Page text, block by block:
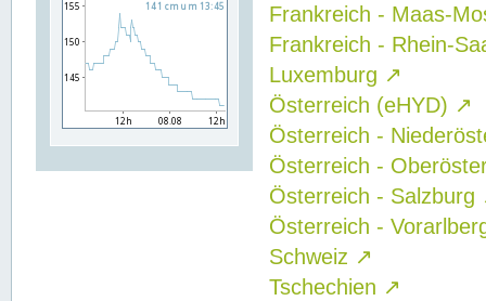
Frankreich - Maas-
Frankreich - Rhein-
Luxemburg ↗
Österreich (eHYD) ↗
Österreich -
Österreich -
Österreich - Salzburg
Österreich -
Schweiz ↗
Tschechien ↗